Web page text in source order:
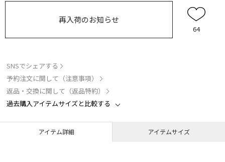
再入荷のお知らせ
64
SNSでシェアする
予約注文に関して（注意事項）
返品・交換に関して（返品特約）
過去購入アイテムサイズと比較する
アイテム詳細 アイテムサイズ